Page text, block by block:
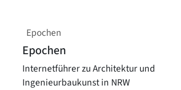
Epochen
Epochen
Internetführer zu Architektur und
Ingenieurbaukunst in NRW